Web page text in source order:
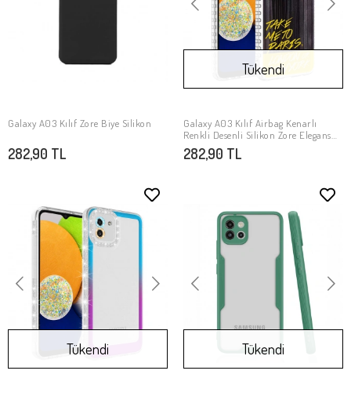
SEPETE EKLE
Galaxy A03 Kılıf Zore Biye Silikon
282,90 TL
Stokta Yok
Tükendi
Galaxy A03 Kılıf Airbag Kenarlı
Renkli Desenli Silikon Zore Elegans
Kapak
282,90 TL
Tükendi Tükendi